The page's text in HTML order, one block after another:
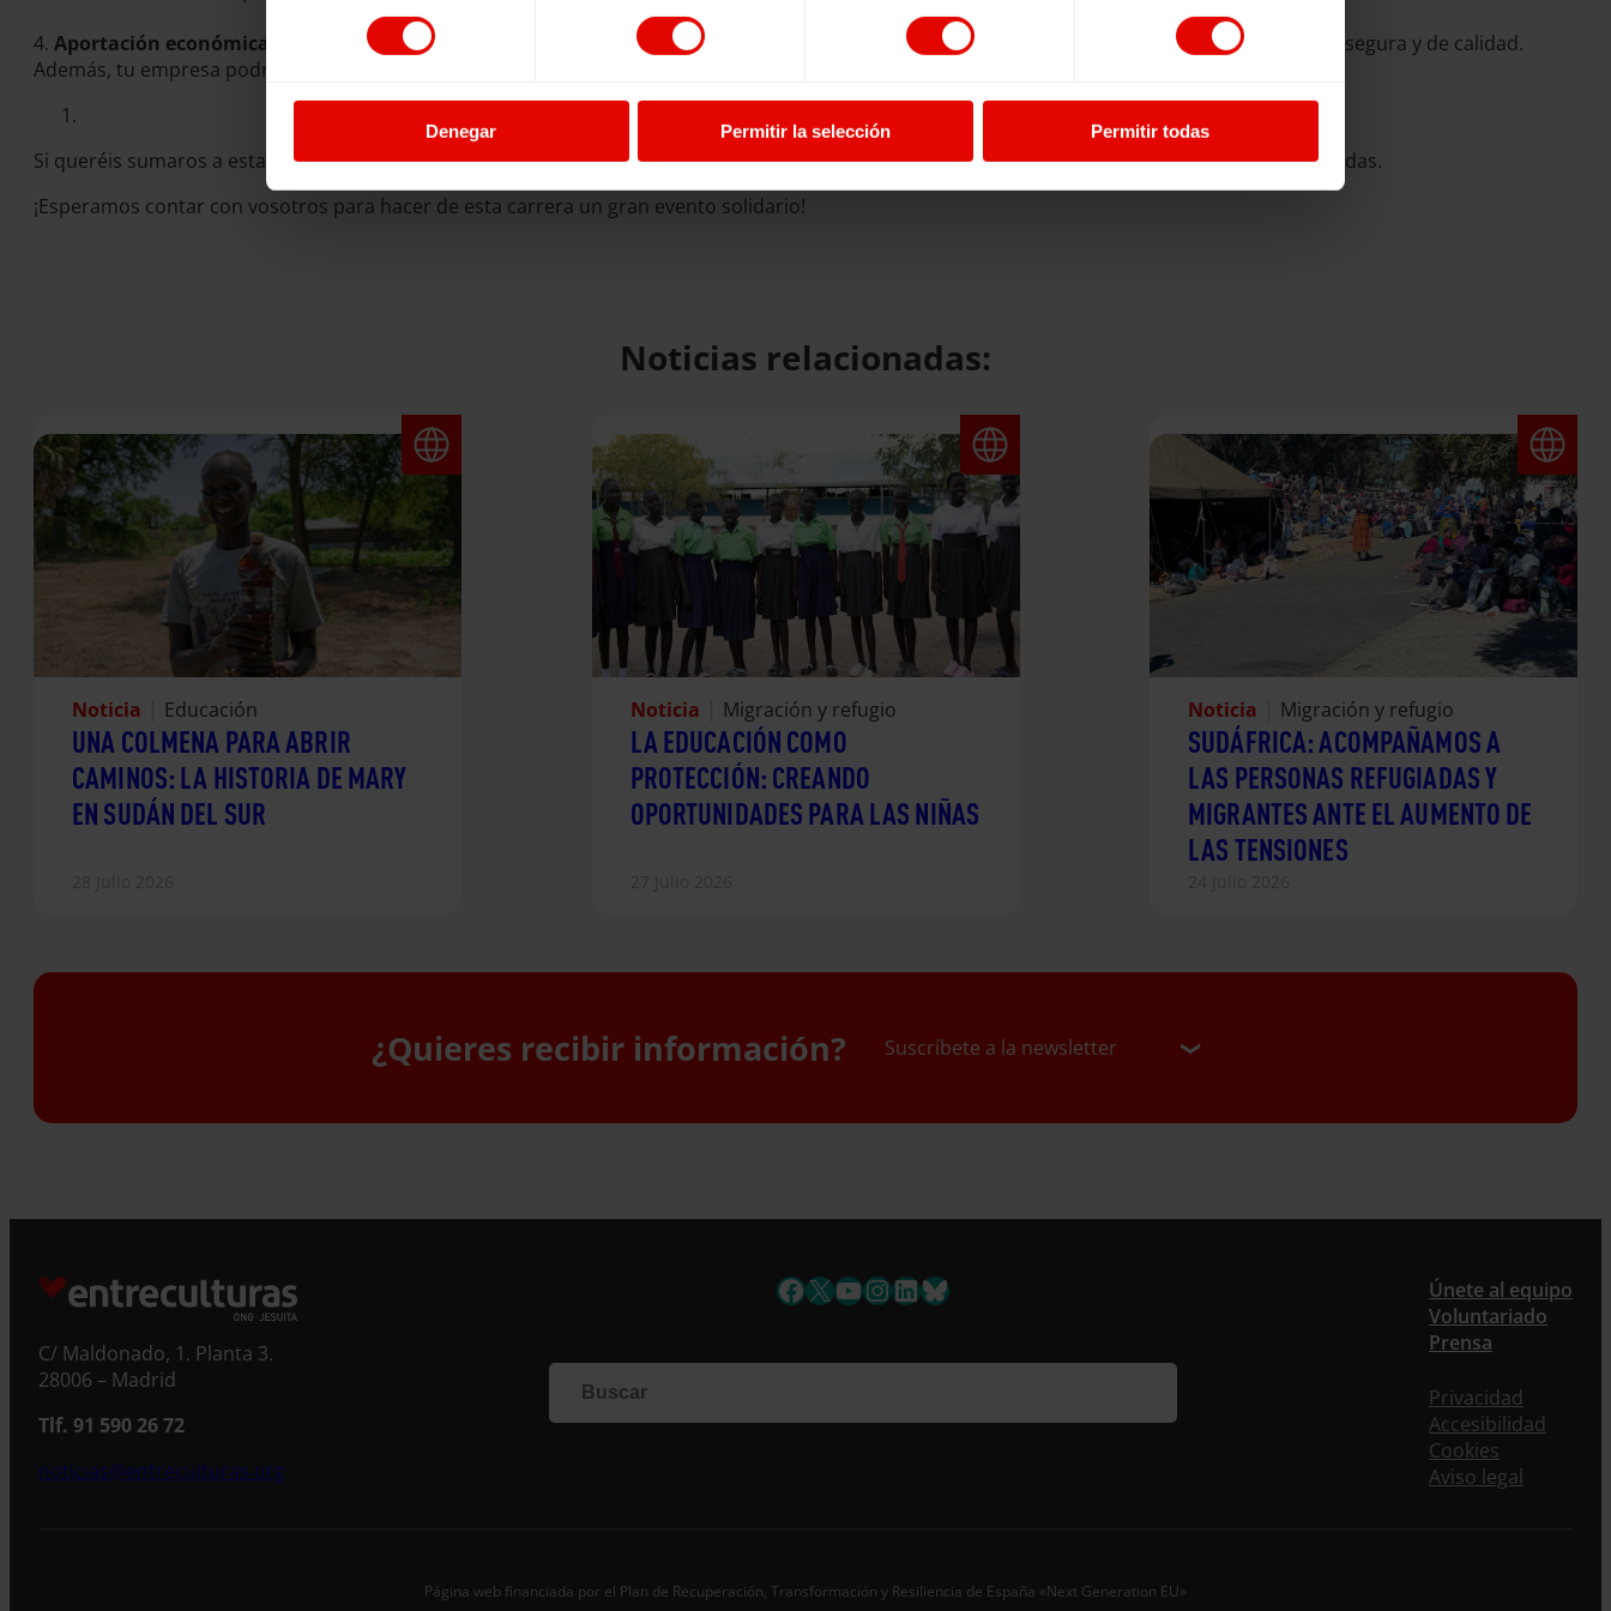
consentimiento
Denegar Permitir la selección Permitir todas
4. Aportación económica
: Con ayuda de tu empresa, podemos garantizar que más niños y niñas en emergencia tengan acceso a una educación segura y de calidad.
Además, tu empresa podrá beneficiarse de desgravaciones fiscales del 40%-50% según la Ley de Mecenazgo.
Si queréis sumaros a esta iniciativa, escribidnos y os ayudaremos a encontrar la mejor forma de participar. Vuestra implicación puede cambiar vidas.
¡Esperamos contar con vosotros para hacer de esta carrera un gran evento solidario!
Noticias relacionadas:
Noticia Educación
UNA COLMENA PARA ABRIR
CAMINOS: LA HISTORIA DE MARY
EN SUDÁN DEL SUR
Noticia Migración y refugio
LA EDUCACIÓN COMO
PROTECCIÓN: CREANDO
OPORTUNIDADES PARA LAS NIÑAS
Noticia Migración y refugio
SUDÁFRICA: ACOMPAÑAMOS A
LAS PERSONAS REFUGIADAS Y
MIGRANTES ANTE EL AUMENTO DE
LAS TENSIONES
¿Quieres recibir información? Suscríbete a la newsletter
Si quieres recibir nuestra newsletter mensual y los
información, no dejes de completar este formulario.
Al instante, te daremos de alta en nuestra base de
datos y podrás estar al tanto de todas las novedades.
Correo electrónico *
C/ Maldonado, 1. Planta 3.
28006 – Madrid
Tlf. 91 590 26 72
noticias@entreculturas.org
Facebook
X YouTube
Instagram
LinkedIn
Bluesky
Únete al equipo
Voluntariado
Prensa
Privacidad
Accesibilidad
Cookies
Aviso legal
Página web financiada por el Plan de Recuperación, Transformación y Resiliencia de España «Next Generation EU»